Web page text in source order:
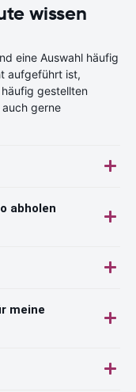
wissen
eine Auswahl häufig
aufgeführt ist,
gestellten
gerne
abholen
meine